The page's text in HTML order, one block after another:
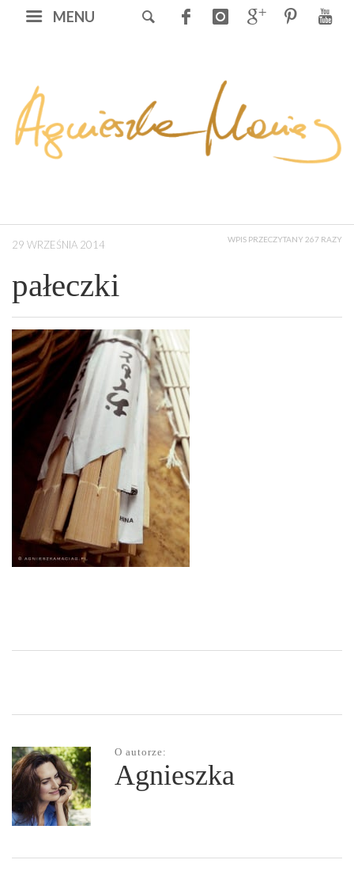
MENU
29 WRZEŚNIA 2014 WPIS PRZECZYTANY 267 RAZY
pałeczki
O autorze:
Agnieszka